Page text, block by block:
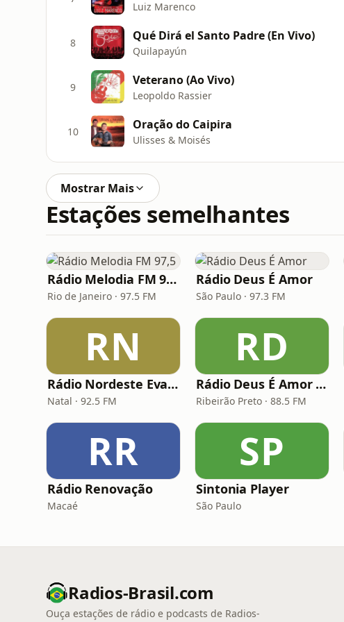
Luiz Marenco
8 Qué Dirá el Santo Padre (En Vivo)
Quilapayún
9 Veterano (Ao Vivo)
Leopoldo Rassier
10 Oração do Caipira
Ulisses & Moisés
Mostrar Mais
Estações semelhantes
Rádio Melodia FM 97,5
Rio de Janeiro · 97.5 FM
Rádio Deus É Amor
São Paulo · 97.3 FM
RN
Rádio Nordeste Evangélica
Natal · 92.5 FM
RD
Rádio Deus É Amor Ribeirão Preto
Ribeirão Preto · 88.5 FM
RR
Rádio Renovação
Macaé
SP
Sintonia Player
São Paulo
Radios-Brasil.com
Ouça estações de rádio e podcasts de Radios-